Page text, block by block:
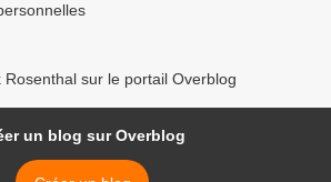
sur le portail Overblog
un blog sur Overblog